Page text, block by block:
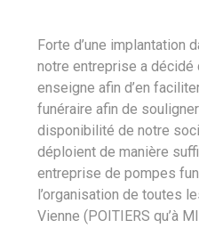
Forte d’une implantation
notre entreprise a
enseigne afin d’en
funéraire afin de
disponibilité de notre
déploient de manière
entreprise de pompes
l’organisation de toutes
Vienne (POITIERS qu’à